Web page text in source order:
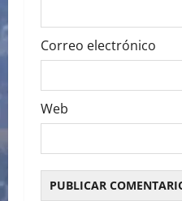
Correo electrónico
Web